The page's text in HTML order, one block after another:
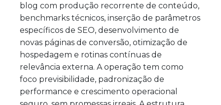
blog com produção recorrente de conteúdo,
benchmarks técnicos, inserção de parâmetros
específicos de SEO, desenvolvimento de
novas páginas de conversão, otimização de
hospedagem e rotinas contínuas de
relevância externa. A operação tem como
foco previsibilidade, padronização de
performance e crescimento operacional